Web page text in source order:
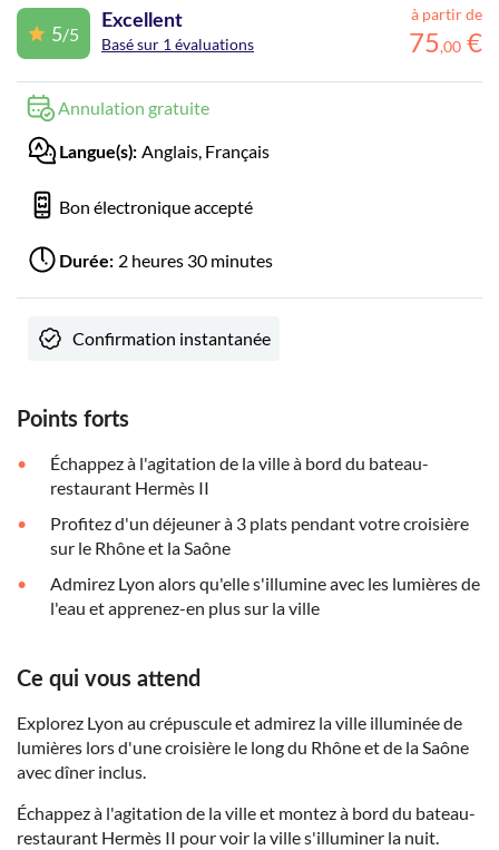
5/5
Excellent
Basé sur 1 évaluations
à partir de
75,00 €
Annulation gratuite
Langue(s): Anglais, Français
Bon électronique accepté
Durée: 2 heures 30 minutes
Confirmation instantanée
Points forts
Échappez à l'agitation de la ville à bord du bateau-
restaurant Hermès II
Profitez d'un déjeuner à 3 plats pendant votre croisière
sur le Rhône et la Saône
Admirez Lyon alors qu'elle s'illumine avec les lumières de
l'eau et apprenez-en plus sur la ville
Ce qui vous attend
Explorez Lyon au crépuscule et admirez la ville illuminée de
lumières lors d'une croisière le long du Rhône et de la Saône
avec dîner inclus.
Échappez à l'agitation de la ville et montez à bord du bateau-
restaurant Hermès II pour voir la ville s'illuminer la nuit.